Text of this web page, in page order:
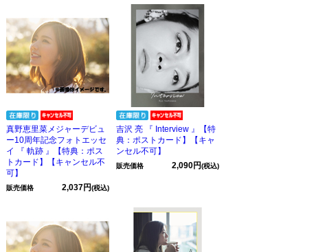
真野恵里菜メジャーデビュ
ー10周年記念フォトエッセ
イ 『 軌跡 』【特典：ポス
トカード】【キャンセル不
可】
販売価格 2,037円(税込)
吉沢 亮 『 Interview 』【特
典：ポストカード】【キャ
ンセル不可】
販売価格 2,090円(税込)